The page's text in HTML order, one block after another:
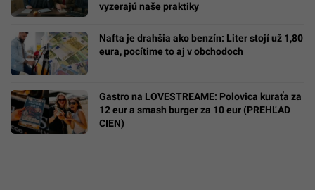
vyzerajú naše praktiky
Nafta je drahšia ako benzín: Liter stojí už 1,80
eura, pocítime to aj v obchodoch
Gastro na LOVESTREAME: Polovica kuraťa za
12 eur a smash burger za 10 eur (PREHĽAD
CIEN)